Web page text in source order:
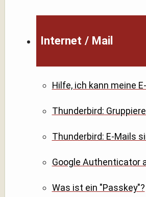
Internet / Mail
Hilfe, ich kann meine
Thunderbird:
Thunderbird: E-Mails
Google Authenticator
Was ist ein "Passkey"?